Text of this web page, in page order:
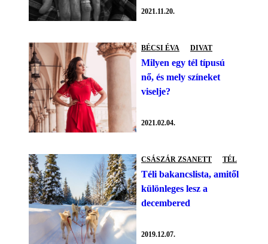
2021.11.20.
BÉCSI ÉVA DIVAT
Milyen egy tél típusú
nő, és mely színeket
viselje?
2021.02.04.
CSÁSZÁR ZSANETT TÉL
Téli bakancslista, amitől
különleges lesz a
decembered
2019.12.07.